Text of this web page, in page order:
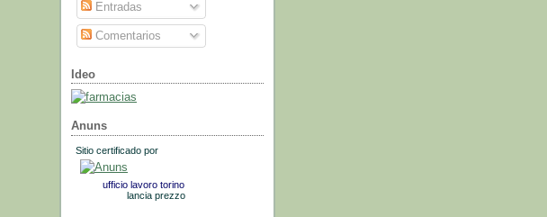
Entradas
Comentarios
Ideo
Anuns
Sitio certificado por
ufficio lavoro torino
lancia prezzo